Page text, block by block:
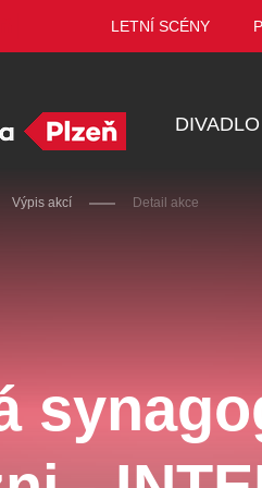
LETNÍ SCÉNY
DIVADLO
Výpis akcí Detail akce
JARO EVENT s.r.o.